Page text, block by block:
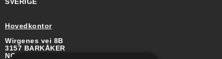
Hovedkontor
Wirgenes vei 8B
3157 BARKÅKER
NORGE